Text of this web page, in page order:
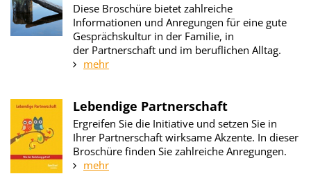
Diese Broschüre bietet zahlreiche
Informationen und Anregungen für eine gute
Gesprächskultur in der Familie, in
der Partnerschaft und im beruflichen Alltag.
mehr
Lebendige Partnerschaft
Ergreifen Sie die Initiative und setzen Sie in
Ihrer Partnerschaft wirksame Akzente. In dieser
Broschüre finden Sie zahlreiche Anregungen.
mehr